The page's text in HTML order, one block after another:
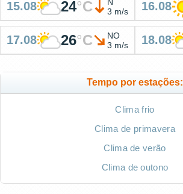
15.08 24°C
3 m/s
16.08
17.08 26°C
NO
3 m/s
18.08
Tempo por estações:
Clima frio
Clima de primavera
Clima de verão
Clima de outono